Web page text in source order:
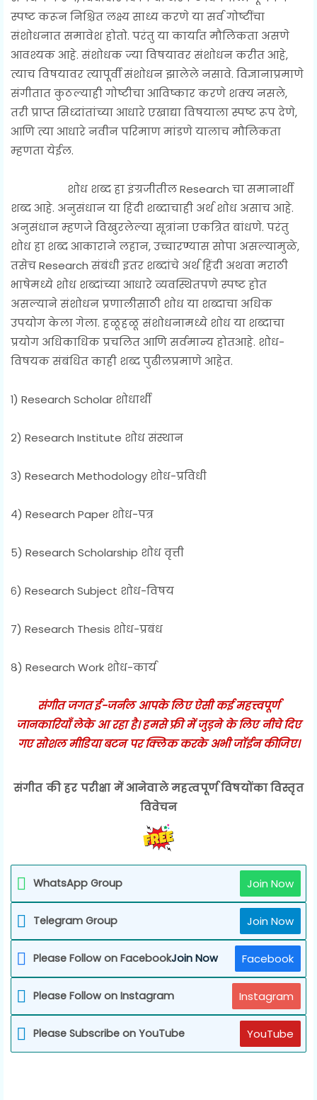
स्पष्ट करून निश्चित लक्ष्य साध्य करणे या सर्व गोष्टींचा
संशोधनात समावेश होतो. परंतु या कार्यात मौलिकता असणे
आवश्यक आहे. संशोधक ज्या विषयावर संशोधन करीत आहे,
त्याच विषयावर त्यापूर्वी संशोधन झालेले नसावे. विज्ञानाप्रमाणे
संगीतात कुठल्याही गोष्टीचा आविष्कार करणे शक्य नसले,
तरी प्राप्त सिध्दांतांच्या आधारे एखाद्या विषयाला स्पष्ट रूप देणे,
आणि त्या आधारे नवीन परिमाण मांडणे यालाच मौलिकता
म्हणता येईल.
शोध शब्द हा इंग्रजीतील Research चा समानार्थी
शब्द आहे. अनुसंधान या हिंदी शब्दाचाही अर्थ शोध असाच आहे.
अनुसंधान म्हणजे विखुरलेल्या सूत्रांना एकत्रित बांधणे. परंतु
शोध हा शब्द आकाराने लहान, उच्चारण्यास सोपा असल्यामुळे,
तसेच Research संबंधी इतर शब्दांचे अर्थ हिंदी अथवा मराठी
भाषेमध्ये शोध शब्दांच्या आधारे व्यवस्थितपणे स्पष्ट होत
असल्याने संशोधन प्रणालीसाठी शोध या शब्दाचा अधिक
उपयोग केला गेला. हळूहळू संशोधनामध्ये शोध या शब्दाचा
प्रयोग अधिकाधिक प्रचलित आणि सर्वमान्य होतआहे. शोध-
विषयक संबंधित काही शब्द पुढीलप्रमाणे आहेत.
१) Research Scholar शोधार्थी
२) Research Institute शोध संस्थान
3) Research Methodology शोध-प्रविधी
४) Research Paper शोध-पत्र
५) Research Scholarship शोध वृत्ती
६) Research Subject शोध-विषय
७) Research Thesis शोध-प्रबंध
८) Research Work शोध-कार्य
संगीत जगत ई-जर्नल आपके लिए ऐसी कई महत्त्वपूर्ण
जानकारियाँ लेके आ रहा है। हमसे फ्री में जुड़ने के लिए नीचे दिए
गए सोशल मीडिया बटन पर क्लिक करके अभी जॉईन कीजिए।
संगीत की हर परीक्षा में आनेवाले महत्वपूर्ण विषयोंका विस्तृत
विवेचन
WhatsApp Group Join Now
Telegram Group Join Now
Please Follow on FacebookJoin Now Facebook
Please Follow on Instagram Instagram
Please Subscribe on YouTube YouTube